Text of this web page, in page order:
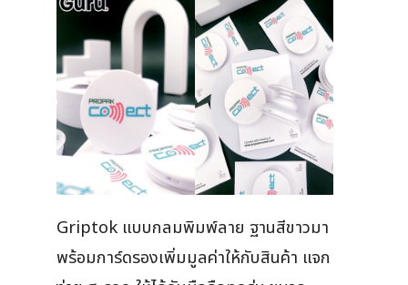
Griptok แบบกลมพิมพ์ลาย ฐานสีขาวมา
พร้อมการ์ดรองเพิ่มมูลค่าให้กับสินค้า แจก